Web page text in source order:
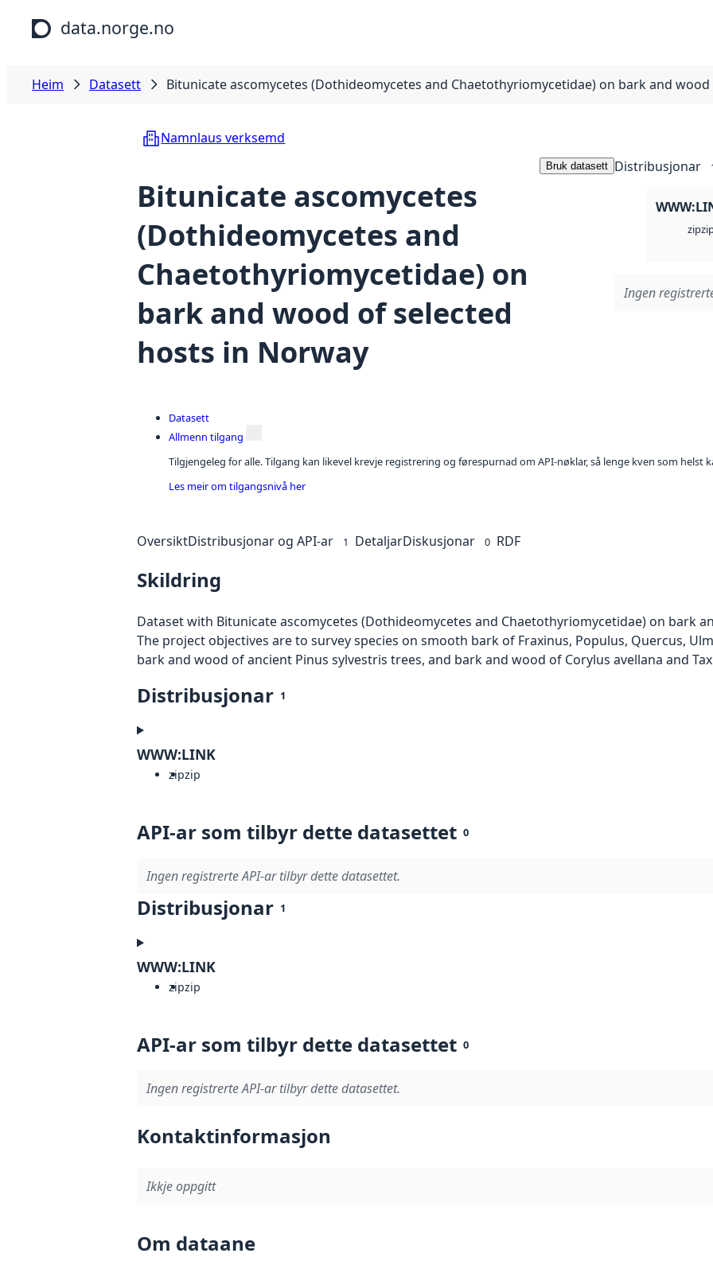
Hopp til hovudinnhald
data.norge.no
Heim Datasett Bitunicate ascomycetes (Dothideomycetes and Chaetothyriomycetidae) on bark and
Namnlaus verksemd
Bitunicate ascomycetes
(Dothideomycetes and
Chaetothyriomycetidae) on
bark and wood of selected
hosts in Norway
Bruk datasett Distribusjonar
zip
Ingen
Datasett
Allmenn tilgang
Tilgjengeleg for alle. Tilgang kan likevel krevje registrering og førespurnad om API-nøklar, så lenge kven som helst
Les meir om tilgangsnivå her
OversiktDistribusjonar og API-ar 1 DetaljarDiskusjonar 0 RDF
Skildring
Dataset with Bitunicate ascomycetes (Dothideomycetes and Chaetothyriomycetidae) on bark
The project objectives are to survey species on smooth bark of Fraxinus, Populus, Quercus,
bark and wood of ancient Pinus sylvestris trees, and bark and wood of Corylus avellana and
Distribusjonar 1
WWW:LINK
zipzip
API-ar som tilbyr dette datasettet 0
Ingen registrerte API-ar tilbyr dette datasettet.
Distribusjonar 1
WWW:LINK
zipzip
API-ar som tilbyr dette datasettet 0
Ingen registrerte API-ar tilbyr dette datasettet.
Kontaktinformasjon
Ikkje oppgitt
Om dataane